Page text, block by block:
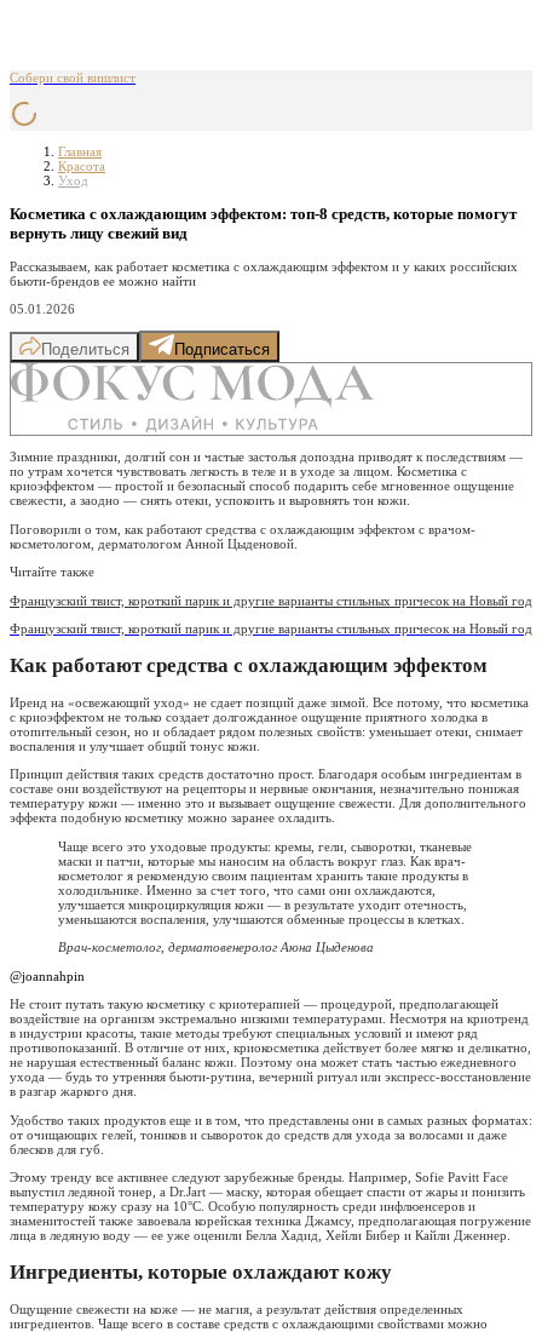
Собери свой вишлист
Главная
Красота
Уход
Косметика с охлаждающим эффектом: топ-8 средств, которые помогут
вернуть лицу свежий вид
Рассказываем, как работает косметика с охлаждающим эффектом и у каких российских
бьюти-брендов ее можно найти
05.01.2026
Поделиться Подписаться
Зимние праздники, долгий сон и частые застолья допоздна приводят к последствиям —
по утрам хочется чувствовать легкость в теле и в уходе за лицом. Косметика с
криоэффектом — простой и безопасный способ подарить себе мгновенное ощущение
свежести, а заодно — снять отеки, успокоить и выровнять тон кожи.
Поговорили о том, как работают средства с охлаждающим эффектом с врачом-
косметологом, дерматологом Анной Цыденовой.
Читайте также
Французский твист, короткий парик и другие варианты стильных причесок на Новый год
Французский твист, короткий парик и другие варианты стильных причесок на Новый год
Как работают средства с охлаждающим эффектом
Иренд на «освежающий уход» не сдает позиций даже зимой. Все потому, что косметика
с криоэффектом не только создает долгожданное ощущение приятного холодка в
отопительный сезон, но и обладает рядом полезных свойств: уменьшает отеки, снимает
воспаления и улучшает общий тонус кожи.
Принцип действия таких средств достаточно прост. Благодаря особым ингредиентам в
составе они воздействуют на рецепторы и нервные окончания, незначительно понижая
температуру кожи — именно это и вызывает ощущение свежести. Для дополнительного
эффекта подобную косметику можно заранее охладить.
Чаще всего это уходовые продукты: кремы, гели, сыворотки, тканевые
маски и патчи, которые мы наносим на область вокруг глаз. Как врач-
косметолог я рекомендую своим пациентам хранить такие продукты в
холодильнике. Именно за счет того, что сами они охлаждаются,
улучшается микроциркуляция кожи — в результате уходит отечность,
уменьшаются воспаления, улучшаются обменные процессы в клетках.
Врач-косметолог, дерматовенеролог Аюна Цыденова
@joannahpin
Не стоит путать такую косметику с криотерапией — процедурой, предполагающей
воздействие на организм экстремально низкими температурами. Несмотря на криотренд
в индустрии красоты, такие методы требуют специальных условий и имеют ряд
противопоказаний. В отличие от них, криокосметика действует более мягко и деликатно,
не нарушая естественный баланс кожи. Поэтому она может стать частью ежедневного
ухода — будь то утренняя бьюти-рутина, вечерний ритуал или экспресс-восстановление
в разгар жаркого дня.
Удобство таких продуктов еще и в том, что представлены они в самых разных форматах:
от очищающих гелей, тоников и сывороток до средств для ухода за волосами и даже
блесков для губ.
Этому тренду все активнее следуют зарубежные бренды. Например, Sofie Pavitt Face
выпустил ледяной тонер, а Dr.Jart — маску, которая обещает спасти от жары и понизить
температуру кожу сразу на 10°С. Особую популярность среди инфлюенсеров и
знаменитостей также завоевала корейская техника Джамсу, предполагающая погружение
лица в ледяную воду — ее уже оценили Белла Хадид, Хейли Бибер и Кайли Дженнер.
Ингредиенты, которые охлаждают кожу
Ощущение свежести на коже — не магия, а результат действия определенных
ингредиентов. Чаще всего в составе средств с охлаждающими свойствами можно